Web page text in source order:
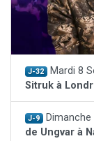
J-32 Mardi 8
Sitruk à
J-9 Dimanche
de Ungvar à